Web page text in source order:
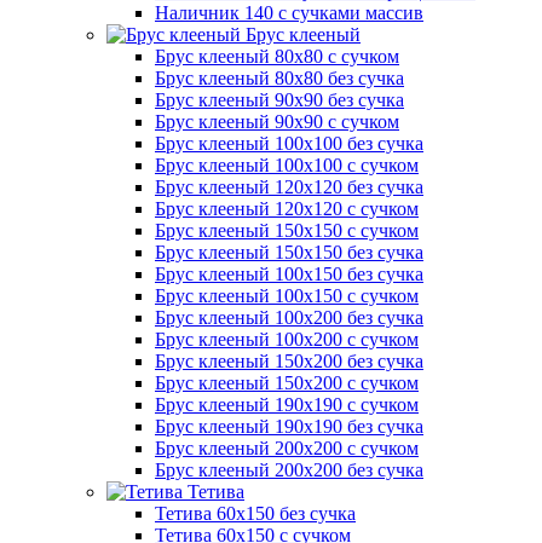
Наличник 140 с сучками массив
Брус клееный
Брус клееный 80х80 с сучком
Брус клееный 80х80 без сучка
Брус клееный 90х90 без сучка
Брус клееный 90х90 с сучком
Брус клееный 100х100 без сучка
Брус клееный 100х100 с сучком
Брус клееный 120х120 без сучка
Брус клееный 120х120 с сучком
Брус клееный 150х150 с сучком
Брус клееный 150х150 без сучка
Брус клееный 100х150 без сучка
Брус клееный 100х150 с сучком
Брус клееный 100х200 без сучка
Брус клееный 100х200 с сучком
Брус клееный 150х200 без сучка
Брус клееный 150х200 с сучком
Брус клееный 190х190 с сучком
Брус клееный 190х190 без сучка
Брус клееный 200х200 с сучком
Брус клееный 200х200 без сучка
Тетива
Тетива 60х150 без сучка
Тетива 60х150 с сучком